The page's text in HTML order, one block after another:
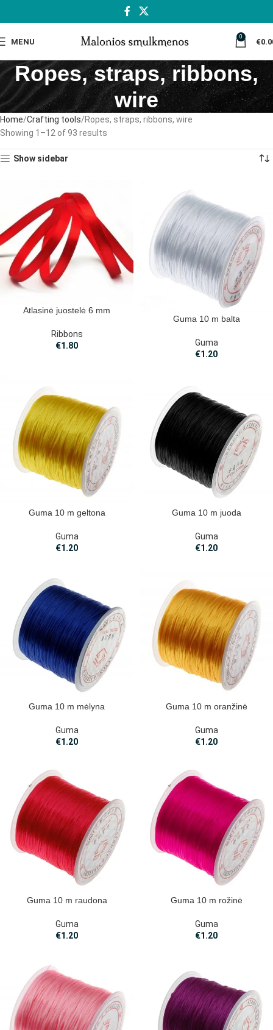
MENU
0
€
Ropes, straps, ribbons,
wire
Home Crafting tools Ropes, straps, ribbons, wire
Showing 1–12 of 93 results
Show sidebar
Atlasinė juostelė 6 mm
Ribbons
€1.80
Guma 10 m balta
Guma
€1.20
Guma 10 m geltona
Guma
€1.20
Guma 10 m juoda
Guma
€1.20
Guma 10 m mėlyna
Guma
€1.20
Guma 10 m oranžinė
Guma
€1.20
Guma 10 m raudona
Guma
€1.20
Guma 10 m rožinė
Guma
€1.20